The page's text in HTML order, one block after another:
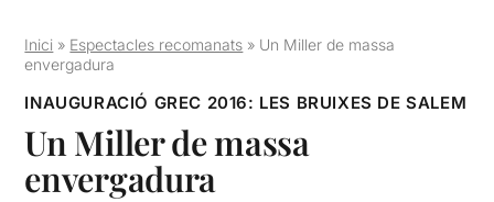
Inici » Espectacles recomanats » Un Miller de massa
envergadura
INAUGURACIÓ GREC 2016: LES BRUIXES DE SALEM
Un Miller de massa
envergadura